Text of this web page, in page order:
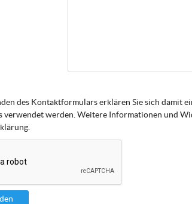
des Kontaktformulars erklären Sie sich damit
verwendet werden. Weitere Informationen und